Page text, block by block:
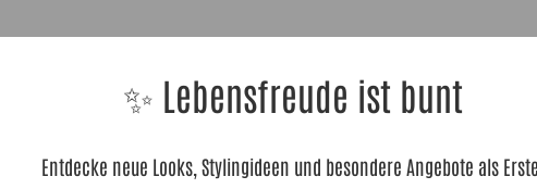
✨ Lebensfreude ist bunt
Entdecke neue Looks, Stylingideen und besondere Angebote als